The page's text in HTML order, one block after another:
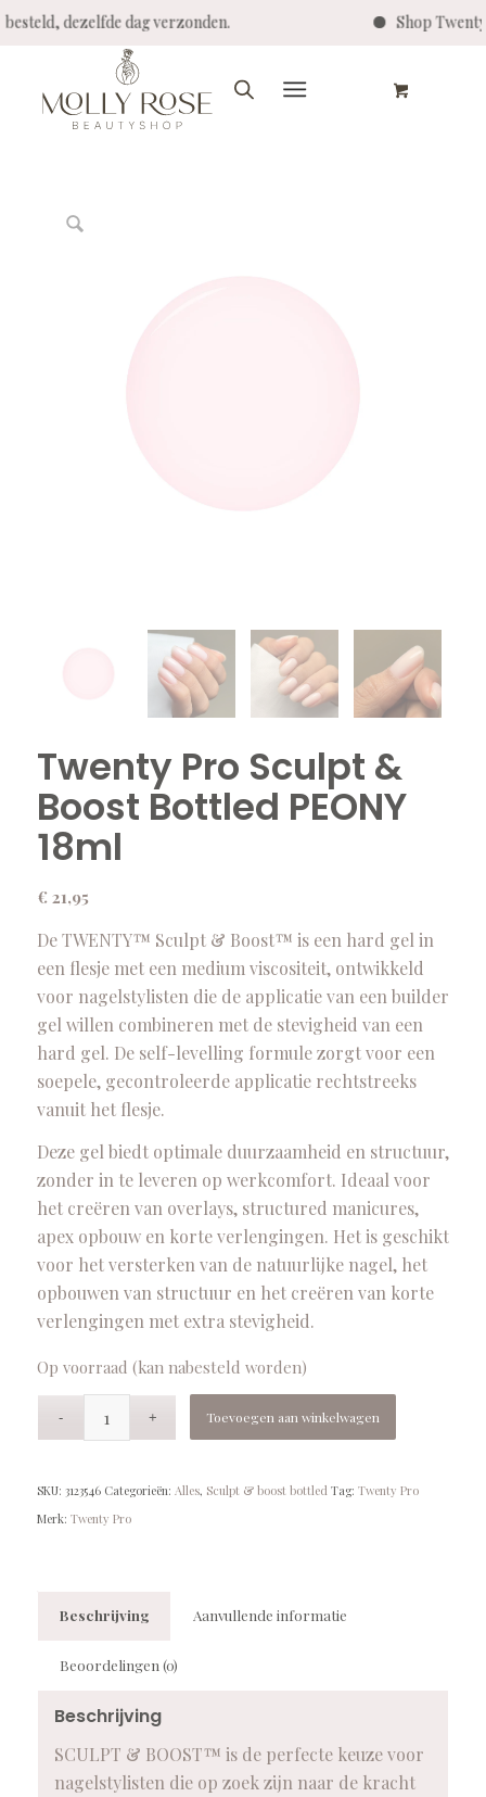
besteld, dezelfde dag verzonden. Shop
Twenty Pro Sculpt &
Boost Bottled PEONY
18ml
€ 21,95
De TWENTY™ Sculpt & Boost™ is een hard gel in
een flesje met een medium viscositeit, ontwikkeld
voor nagelstylisten die de applicatie van een builder
gel willen combineren met de stevigheid van een
hard gel. De self-levelling formule zorgt voor een
soepele, gecontroleerde applicatie rechtstreeks
vanuit het flesje.
Deze gel biedt optimale duurzaamheid en structuur,
zonder in te leveren op werkcomfort. Ideaal voor
het creëren van overlays, structured manicures,
apex opbouw en korte verlengingen. Het is geschikt
voor het versterken van de natuurlijke nagel, het
opbouwen van structuur en het creëren van korte
verlengingen met extra stevigheid.
Op voorraad (kan nabesteld worden)
Toevoegen aan winkelwagen
SKU: 3123546 Categorieën: Alles, Sculpt & boost bottled Tag: Twenty Pro
Merk: Twenty Pro
Beschrijving Aanvullende informatie
Beoordelingen (0)
Beschrijving
SCULPT & BOOST™ is de perfecte keuze voor
nagelstylisten die op zoek zijn naar de kracht